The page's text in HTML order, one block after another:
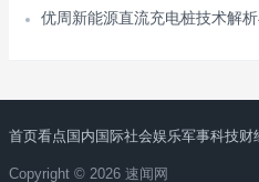
优周新能源直流充电桩技术解
首页看点 国内 国际社会娱乐军事科技财
Copyright © 2026 速闻网